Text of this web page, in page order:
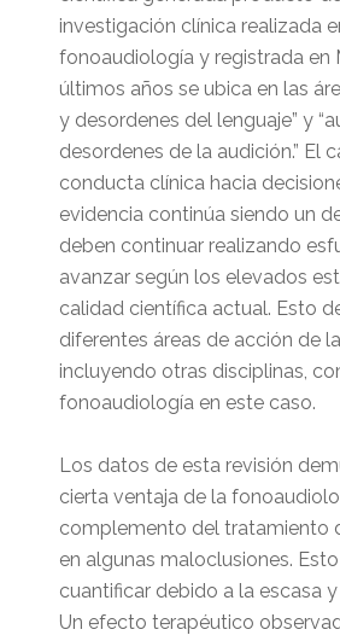
investigación clínica realizada
fonoaudiología y registrada en
últimos años se ubica en las
y desordenes del lenguaje” y
desordenes de la audición.” El
conducta clínica hacia
evidencia continúa siendo un
deben continuar realizando
avanzar según los elevados
calidad científica actual. Esto
diferentes áreas de acción de
incluyendo otras disciplinas,
fonoaudiología en este caso.
Los datos de esta revisión
cierta ventaja de la
complemento del tratamiento
en algunas maloclusiones.
cuantificar debido a la escasa
Un efecto terapéutico